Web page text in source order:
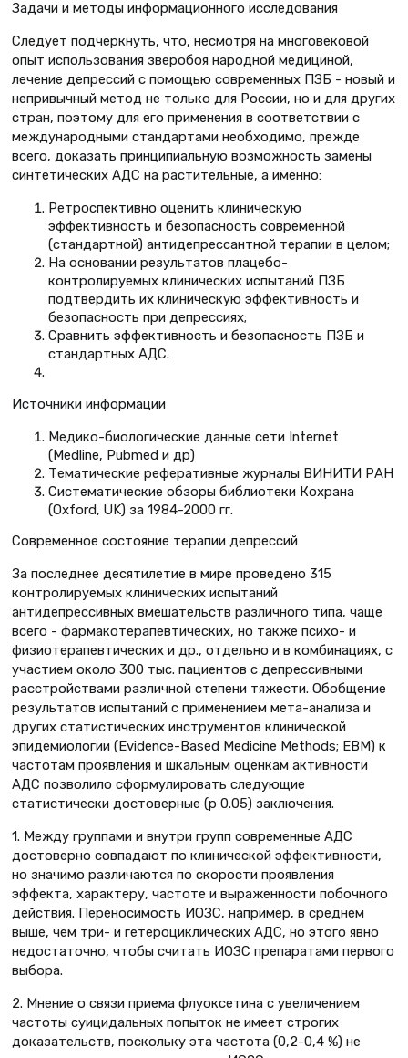
Задачи и методы информационного исследования
Следует подчеркнуть, что, несмотря на многовековой
опыт использования зверобоя народной медициной,
лечение депрессий с помощью современных ПЗБ - новый и
непривычный метод не только для России, но и для других
стран, поэтому для его применения в соответствии с
международными стандартами необходимо, прежде
всего, доказать принципиальную возможность замены
синтетических АДС на растительные, а именно:
Ретроспективно оценить клиническую
эффективность и безопасность современной
(стандартной) антидепрессантной терапии в целом;
На основании результатов плацебо-
контролируемых клинических испытаний ПЗБ
подтвердить их клиническую эффективность и
безопасность при депрессиях;
Сравнить эффективность и безопасность ПЗБ и
стандартных АДС.
Источники информации
Медико-биологические данные сети Internet
(Medline, Pubmed и др)
Тематические реферативные журналы ВИНИТИ РАН
Систематические обзоры библиотеки Кохрана
(Oxford, UK) за 1984-2000 гг.
Современное состояние терапии депрессий
За последнее десятилетие в мире проведено 315
контролируемых клинических испытаний
антидепрессивных вмешательств различного типа, чаще
всего - фармакотерапевтических, но также психо- и
физиотерапевтических и др., отдельно и в комбинациях, с
участием около 300 тыс. пациентов с депрессивными
расстройствами различной степени тяжести. Обобщение
результатов испытаний с применением мета-анализа и
других статистических инструментов клинической
эпидемиологии (Evidence-Based Medicine Methods; ЕВМ) к
частотам проявления и шкальным оценкам активности
АДС позволило сформулировать следующие
статистически достоверные (p 0.05) заключения.
1. Между группами и внутри групп современные АДС
достоверно совпадают по клинической эффективности,
но значимо различаются по скорости проявления
эффекта, характеру, частоте и выраженности побочного
действия. Переносимость ИОЗС, например, в среднем
выше, чем три- и гетероциклических АДС, но этого явно
недостаточно, чтобы считать ИОЗС препаратами первого
выбора.
2. Мнение о связи приема флуоксетина с увеличением
частоты суицидальных попыток не имеет строгих
доказательств, поскольку эта частота (0,2-0,4 %) не